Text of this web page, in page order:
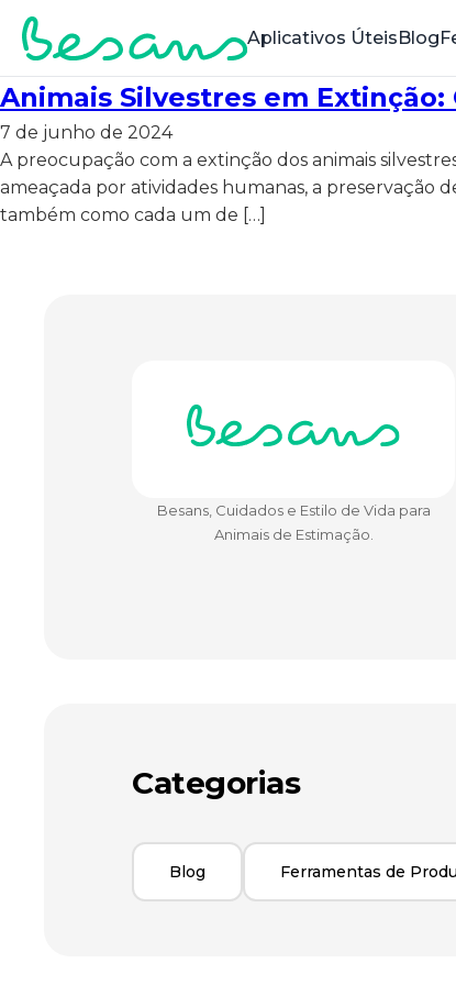
Aplicativos ÚteisBlog
Animais Silvestres em Extinção:
7 de junho de 2024
A preocupação com a extinção dos animais
ameaçada por atividades humanas, a preservação
também como cada um de […]
Besans, Cuidados e Estilo de Vida para
Animais de Estimação.
Categorias
Blog Ferramentas de